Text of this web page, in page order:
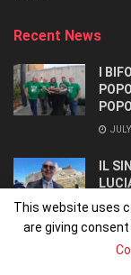
Recent News
I
IL
This website uses
are giving